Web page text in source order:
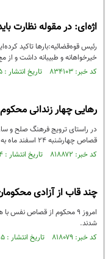
اژه‌ای: در مقوله نظارت
رئیس‌ قوه‌قضائیه:بارها تاکید
خیرخواهانه و طبیبانه داشت و از
کد خبر: ۸۳۴۱۰۳ تاریخ انتشار : ۱۴۰۲/۰۸/۲۵
رهایی چهار زندانی
قصاص چهارشنبه ۲۴ اسفند ماه به زندگی بازگشتند. هر کدام از این محکومین ...
کد خبر: ۸۱۸۸۷۲ تاریخ انتشار : ۱۴۰۱/۱۲/۲۴
چند قاب از آزادی
امروز ۹ محکوم از قصاص نفس
شدند.
کد خبر: ۸۱۸۰۷۹ تاریخ انتشار : ۱۴۰۱/۱۲/۱۵